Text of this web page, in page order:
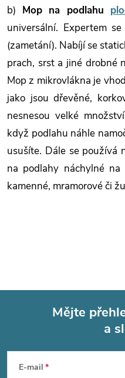
b) Mop na podlahu
universální. Expertem
(zametání). Nabíjí se
prach, srst a jiné drobné
Mop z mikrovlákna je
jako jsou dřevěné,
nesnesou velké
když podlahu náhle
usušíte. Dále se používá
na podlahy náchylné
kamenné, mramorové či
Mějte
a
E-mail